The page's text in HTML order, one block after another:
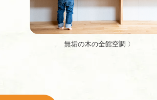
無垢の木の全館空調 〉